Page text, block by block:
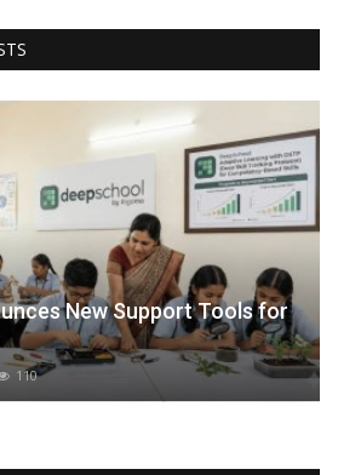
New Support Tools for
110